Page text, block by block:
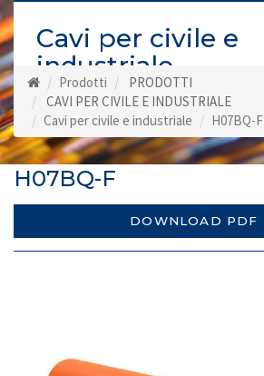
Cavi per civile e
industriale
Prodotti
PRODOTTI
CAVI PER CIVILE E INDUSTRIALE
Cavi per civile e industriale
H07BQ-F
H07BQ-F
DOWNLOAD PDF